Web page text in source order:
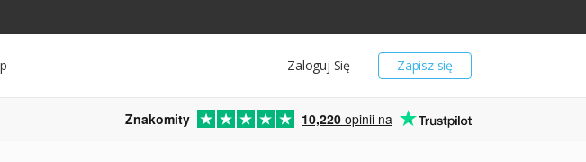
Zapisz się
Zaloguj Się
Znakomity 10,220 opinii na